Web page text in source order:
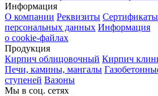
Информация
О компании Реквизиты Сертификаты
персональных данных Информация
о cookie-файлах
Продукция
Кирпич облицовочный Кирпич
Печи, камины, мангалы
ступеней Вазоны
Мы в соц. сетях